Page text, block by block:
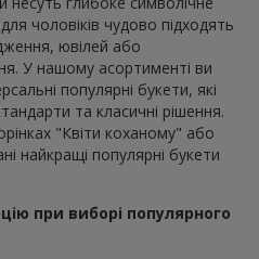
чоловіків чудово підходять
ювілей або
У нашому асортименті ви
популярні букети, які
та класичні рішення.
"Квіти коханому" або
найкращі популярні букети
при виборі популярного